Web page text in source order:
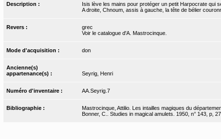
Description :
Isis lève les mains pour protéger un petit Harpocrate qui
A droite, Chnoum, assis à gauche, la tête de bélier
Revers :
grec
Voir le catalogue d'A. Mastrocinque.
Mode d'acquisition : don
Ancienne(s)
appartenance(s) :
Seyrig, Henri
Numéro d'inventaire : AA.Seyrig.7
Bibliographie :
Mastrocinque, Attilio. Les intailles magiques du
Bonner, C.. Studies in magical amulets. 1950, n° 143, p,